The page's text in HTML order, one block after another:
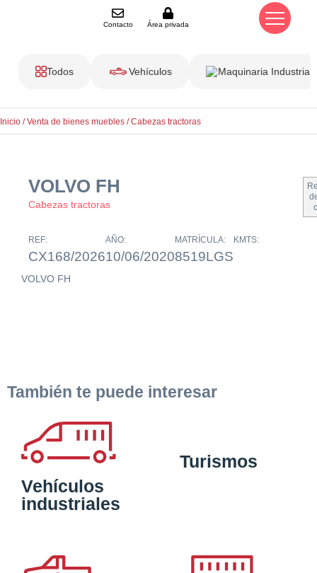
Contacto Área privada
Todos Vehículos Maquinaria Industrial
Inicio /Venta de bienes muebles /Cabezas tractoras
VOLVO FH
Cabezas tractoras
REF:
CX168/2026
AÑO:
10/06/2020
MATRÍCULA:
8519LGS
KMTS:
VOLVO FH
También te puede interesar
Vehículos
industriales
Turismos